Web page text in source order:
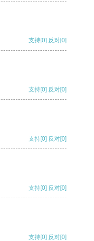
支持[0] 反对[0]
支持[0] 反对[0]
支持[0] 反对[0]
支持[0] 反对[0]
支持[0] 反对[0]